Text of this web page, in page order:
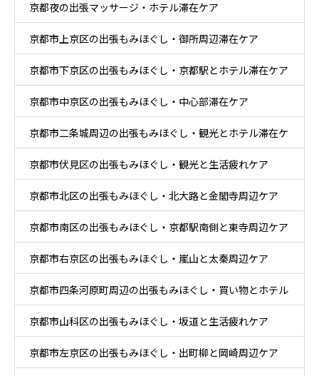
京都夜の出張マッサージ・ホテル滞在ケア
京都市上京区の出張もみほぐし・御所周辺滞在ケア
京都市下京区の出張もみほぐし・京都駅とホテル滞在ケア
京都市中京区の出張もみほぐし・中心部滞在ケア
京都市二条城周辺の出張もみほぐし・観光とホテル滞在ケ
ア
京都市伏見区の出張もみほぐし・観光と生活疲れケア
京都市北区の出張もみほぐし・北大路と金閣寺周辺ケア
京都市南区の出張もみほぐし・京都駅南側と東寺周辺ケア
京都市右京区の出張もみほぐし・嵐山と太秦周辺ケア
京都市四条河原町周辺の出張もみほぐし・買い物とホテル
滞在ケア
京都市山科区の出張もみほぐし・坂道と生活疲れケア
京都市左京区の出張もみほぐし・出町柳と岡崎周辺ケア